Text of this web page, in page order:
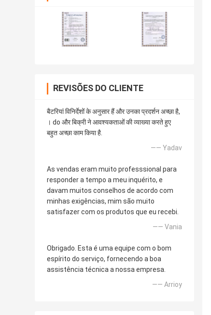
REVISÕES DO CLIENTE
बैटरियां विनिर्देशों के अनुसार हैं और उनका प्रदर्शन अच्छा है,
। do और बिक्री ने आवश्यकताओं की व्याख्या करते हुए
बहुत अच्छा काम किया है.
—— Yadav
As vendas eram muito professsional para
responder a tempo a meu inquérito, e
davam muitos conselhos de acordo com
minhas exigências, mim são muito
satisfazer com os produtos que eu recebi.
—— Vania
Obrigado. Esta é uma equipe com o bom
espírito do serviço, fornecendo a boa
assistência técnica a nossa empresa.
—— Arrioy